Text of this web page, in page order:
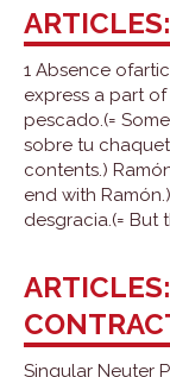
1 Absence
express a part
pescado.(=
sobre tu
contents.)
end with
desgracia.(= But
Singular Neuter